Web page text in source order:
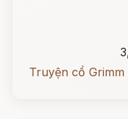
Truyện cổ Grimm